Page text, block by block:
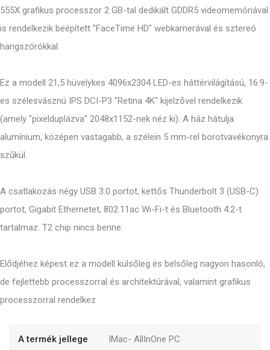
555X grafikus processzor 2 GB-tal dedikált GDDR5 videomemóriával
is rendelkezik beépített "FaceTime HD" webkamerával és sztereó
hangszórókkal.
Ez a modell 21,5 hüvelykes 4096x2304 LED-es háttérvilágítású, 16:9-
es szélesvásznú IPS DCI-P3 "Retina 4K" kijelzővel rendelkezik
(amely "pixelduplázva" 2048x1152-nek néz ki). A ház hátulja
alumínium, középen vastagabb, a szélein 5 mm-rel borotvavékonyra
szűkül.
A csatlakozás négy USB 3.0 portot, kettős Thunderbolt 3 (USB-C)
portot, Gigabit Ethernetet, 802.11ac Wi-Fi-t és Bluetooth 4.2-t
tartalmaz. T2 chip nincs benne.
Elődjéhez képest ez a modell külsőleg és belsőleg nagyon hasonló,
de fejlettebb processzorral és architektúrával, valamint grafikus
processzorral rendelkez
A termék jellege IMac- AllInOne PC